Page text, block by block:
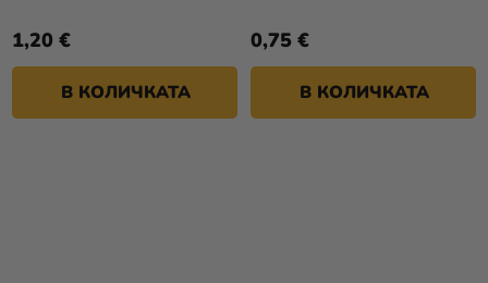
1,20 €
В КОЛИЧКАТА
0,75 €
В КОЛИЧКАТА